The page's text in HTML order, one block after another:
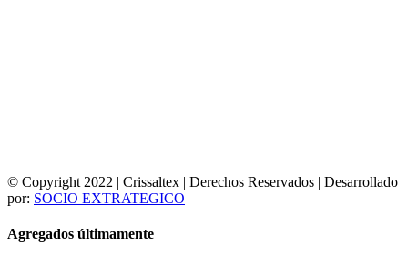
© Copyright 2022 | Crissaltex | Derechos Reservados | Desarrollado
por: SOCIO EXTRATEGICO
Agregados últimamente